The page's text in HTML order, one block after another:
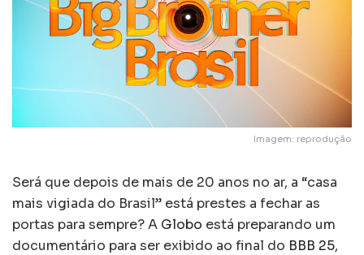
Imagem: reprodução
Será que depois de mais de 20 anos no ar, a “casa
mais vigiada do Brasil” está prestes a fechar as
portas para sempre? A Globo está preparando um
documentário para ser exibido ao final do BBB 25,